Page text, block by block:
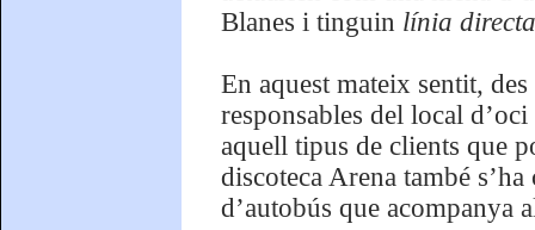
Blanes i tinguin línia
En aquest mateix sentit,
responsables del local
aquell tipus de clients que
discoteca Arena també
d’autobús que acompanya